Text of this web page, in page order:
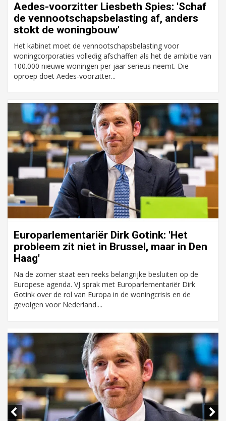
Aedes-voorzitter Liesbeth Spies: 'Schaf
de vennootschapsbelasting af, anders
stokt de woningbouw'
Het kabinet moet de vennootschapsbelasting voor
woningcorporaties volledig afschaffen als het de ambitie van
100.000 nieuwe woningen per jaar serieus neemt. Die
oproep doet Aedes-voorzitter...
Europarlementariër Dirk Gotink: 'Het
probleem zit niet in Brussel, maar in Den
Haag'
Na de zomer staat een reeks belangrijke besluiten op de
Europese agenda. VJ sprak met Europarlementariër Dirk
Gotink over de rol van Europa in de woningcrisis en de
gevolgen voor Nederland....